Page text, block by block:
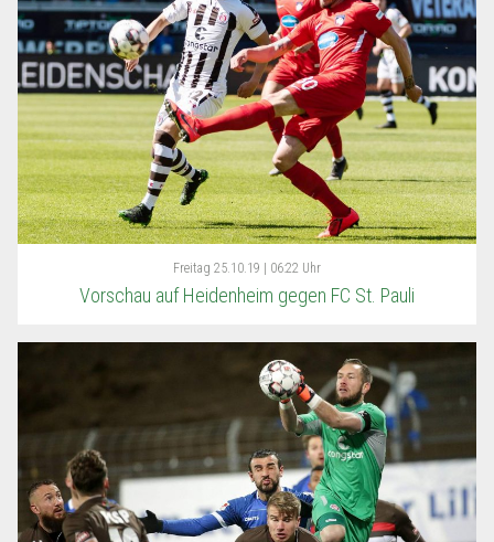
Freitag 25.10.19 | 06:22 Uhr
Vorschau auf Heidenheim gegen FC St. Pauli